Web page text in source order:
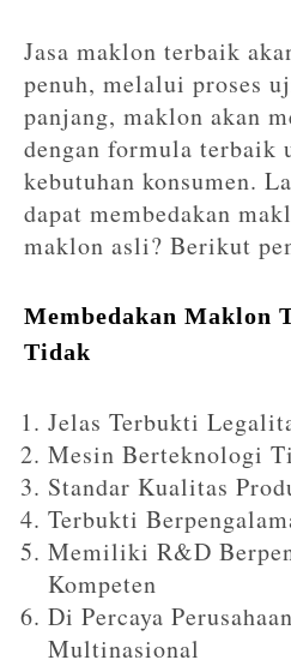
Jasa maklon terbaik
penuh, melalui proses
panjang, maklon akan
dengan formula terbaik
kebutuhan konsumen.
dapat membedakan
maklon asli? Berikut
Membedakan Maklon
Tidak
Jelas Terbukti
Mesin Berteknologi
Standar Kualitas
Terbukti
Memiliki R&D
Kompeten
Di Percaya
Multinasional